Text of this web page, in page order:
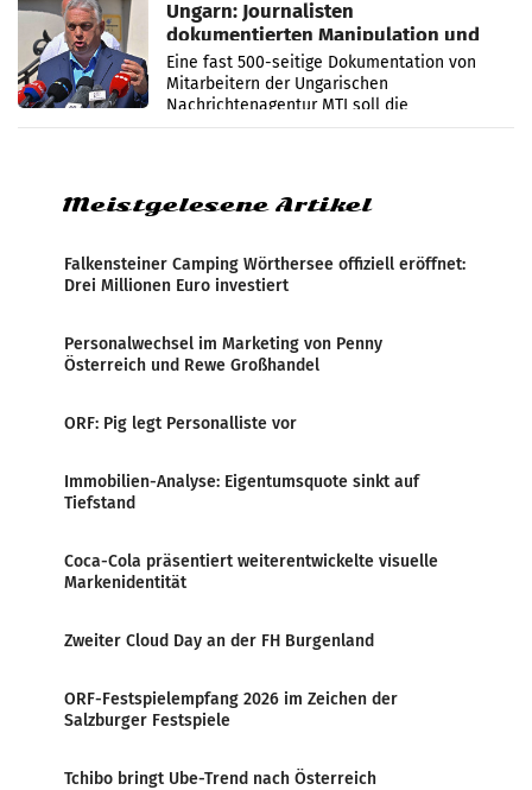
Ungarn: Journalisten
dokumentierten Manipulation und
Zensur
Eine fast 500-seitige Dokumentation von
Mitarbeitern der Ungarischen
Nachrichtenagentur MTI soll die
systematische Nachrichten-Manipulation und
Meistgelesene Artikel
Falkensteiner Camping Wörthersee offiziell eröffnet:
Drei Millionen Euro investiert
Personalwechsel im Marketing von Penny
Österreich und Rewe Großhandel
ORF: Pig legt Personalliste vor
Immobilien-Analyse: Eigentumsquote sinkt auf
Tiefstand
Coca-Cola präsentiert weiterentwickelte visuelle
Markenidentität
Zweiter Cloud Day an der FH Burgenland
ORF-Festspielempfang 2026 im Zeichen der
Salzburger Festspiele
Tchibo bringt Ube-Trend nach Österreich